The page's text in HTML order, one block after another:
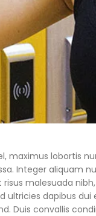
maximus lobortis
Integer aliquam
risus malesuada
ultricies dapibus
Duis convallis